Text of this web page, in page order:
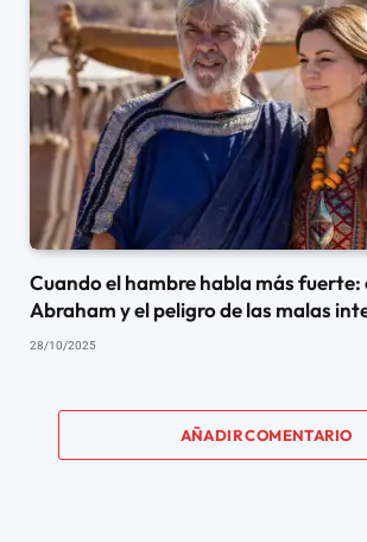
Cuando el hambre habla más fuerte:
Abraham y el peligro de las malas
28/10/2025
AÑADIR COMENTARIO